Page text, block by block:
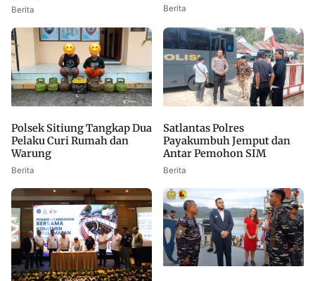
Berita Berita
Polsek Sitiung Tangkap Dua
Pelaku Curi Rumah dan
Warung
Berita
Satlantas Polres
Payakumbuh Jemput dan
Antar Pemohon SIM
Berita